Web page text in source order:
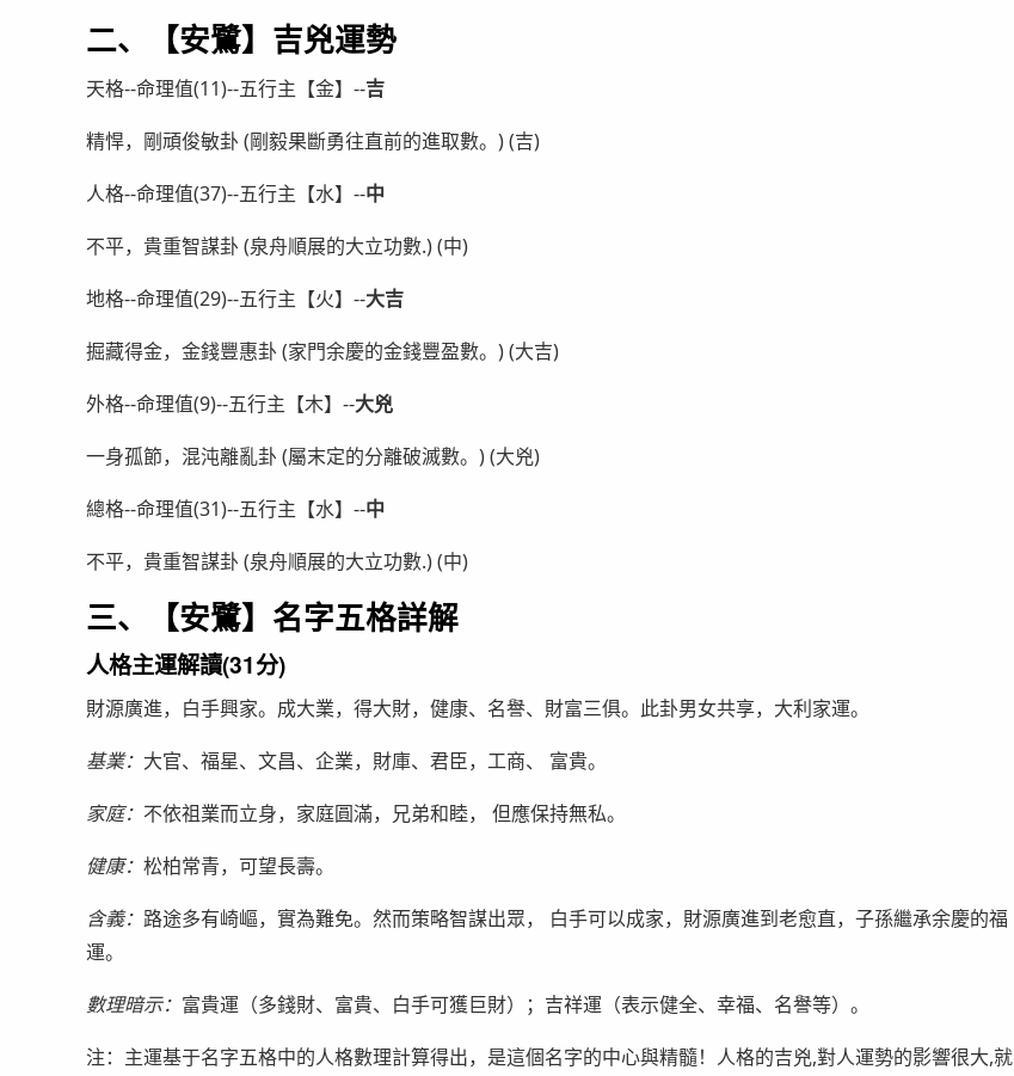
二、【安鷺】吉兇運勢
天格--命理值(11)--五行主【金】--吉
精悍，剛頑俊敏卦 (剛毅果斷勇往直前的進取數。) (吉)
人格--命理值(37)--五行主【水】--中
不平，貴重智謀卦 (泉舟順展的大立功數.) (中)
地格--命理值(29)--五行主【火】--大吉
掘藏得金，金錢豐惠卦 (家門余慶的金錢豐盈數。) (大吉)
外格--命理值(9)--五行主【木】--大兇
一身孤節，混沌離亂卦 (屬末定的分離破滅數。) (大兇)
總格--命理值(31)--五行主【水】--中
不平，貴重智謀卦 (泉舟順展的大立功數.) (中)
三、【安鷺】名字五格詳解
人格主運解讀(31分)
財源廣進，白手興家。成大業，得大財，健康、名譽、財富三俱。此卦男女共享，大利家運。
基業： 大官、福星、文昌、企業，財庫、君臣，工商、 富貴。
家庭： 不依祖業而立身，家庭圓滿，兄弟和睦， 但應保持無私。
健康： 松柏常青，可望長壽。
含義： 路途多有崎嶇，實為難免。然而策略智謀出眾， 白手可以成家，財源廣進到老愈直，子孫繼承余慶的福
運。
數理暗示： 富貴運（多錢財、富貴、白手可獲巨財）；吉祥運（表示健全、幸福、名譽等）。
注：主運基于名字五格中的人格數理計算得出，是這個名字的中心與精髓！人格的吉兇,對人運勢的影響很大,就